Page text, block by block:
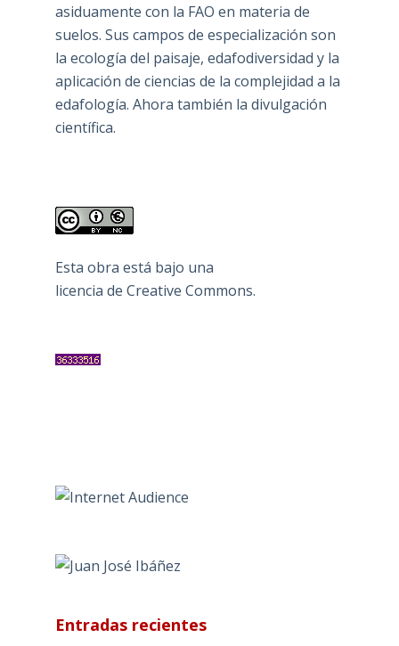
asiduamente con la FAO en materia de
suelos. Sus campos de especialización son
la ecología del paisaje, edafodiversidad y la
aplicación de ciencias de la complejidad a la
edafología. Ahora también la divulgación
científica.
Esta obra está bajo una
licencia de Creative Commons.
Entradas recientes